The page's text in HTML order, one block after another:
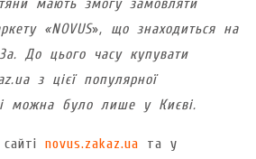
мають змогу замовляти
«NOVUS», що знаходиться на
До цього часу купувати
з цієї популярної
можна було лише у Києві.
novus.zakaz.ua та у